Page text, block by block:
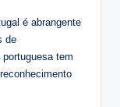
é abrangente
de
tem